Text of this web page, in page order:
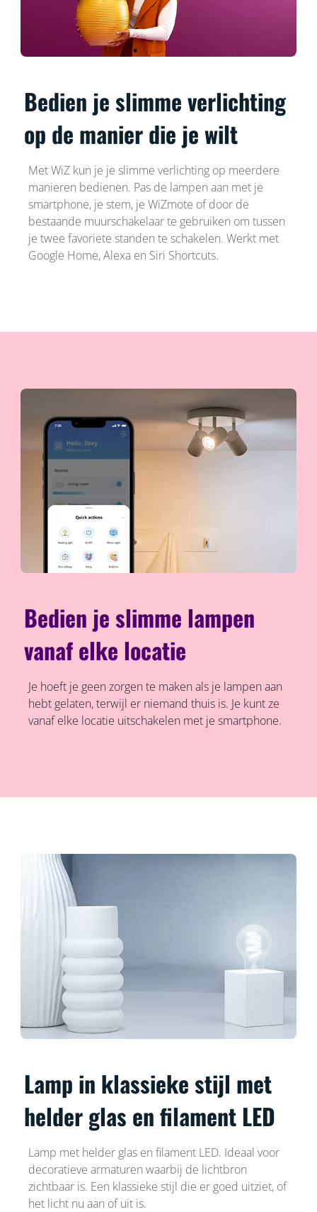
Bedien je slimme verlichting
op de manier die je wilt
Met WiZ kun je je slimme verlichting op meerdere
manieren bedienen. Pas de lampen aan met je
smartphone, je stem, je WiZmote of door de
bestaande muurschakelaar te gebruiken om tussen
je twee favoriete standen te schakelen. Werkt met
Google Home, Alexa en Siri Shortcuts.
Bedien je slimme lampen
vanaf elke locatie
Je hoeft je geen zorgen te maken als je lampen aan
hebt gelaten, terwijl er niemand thuis is. Je kunt ze
vanaf elke locatie uitschakelen met je smartphone.
Lamp in klassieke stijl met
helder glas en filament LED
Lamp met helder glas en filament LED. Ideaal voor
decoratieve armaturen waarbij de lichtbron
zichtbaar is. Een klassieke stijl die er goed uitziet, of
het licht nu aan of uit is.